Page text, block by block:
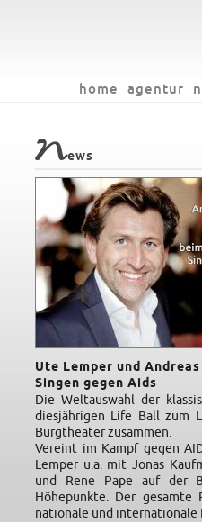
home agentur
News
Ute Lemper und
Singen gegen Aids
Die Weltauswahl der
diesjährigen Life Ball zum
Burgtheater zusammen.
Vereint im Kampf gegen
Lemper u.a. mit Jonas
und Rene Pape auf der
Höhepunkte. Der gesamte
nationale und internationale